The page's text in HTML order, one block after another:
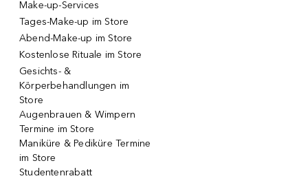
Make-up-Services
Tages-Make-up im Store
Abend-Make-up im Store
Kostenlose Rituale im Store
Gesichts- &
Körperbehandlungen im
Store
Augenbrauen & Wimpern
Termine im Store
Maniküre & Pediküre Termine
im Store
Studentenrabatt